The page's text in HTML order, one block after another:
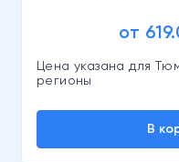
от
Цена указана для
регионы
В